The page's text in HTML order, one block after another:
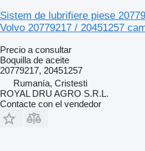
Sistem de lubrifiere piese
Volvo 20779217 / 20451257
Precio a consultar
Boquilla de aceite
20779217, 20451257
Rumanía, Cristesti
ROYAL DRU AGRO S.R.L.
Contacte con el vendedor